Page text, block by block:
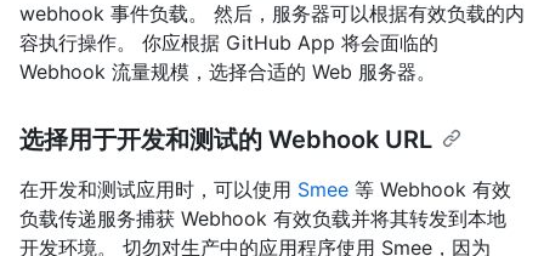
webhook 事件负载。 然后，服务器可以根据有效负载的内
容执行操作。 你应根据 GitHub App 将会面临的
Webhook 流量规模，选择合适的 Web 服务器。
选择用于开发和测试的 Webhook URL
在开发和测试应用时，可以使用 Smee 等 Webhook 有效
负载传递服务捕获 Webhook 有效负载并将其转发到本地
开发环境。 切勿对生产中的应用程序使用 Smee，因为